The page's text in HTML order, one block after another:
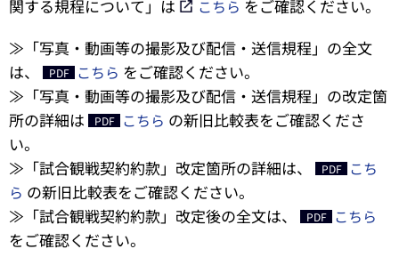
関する規程について」は
こちら をご確認ください。
≫「写真・動画等の撮影及び配信・送信規程」の全文
は、
こちら をご確認ください。
≫「写真・動画等の撮影及び配信・送信規程」の改定箇
所の詳細は
こちら の新旧比較表をご確認くださ
い。
≫「試合観戦契約約款」改定箇所の詳細は、
こち
ら の新旧比較表をご確認ください。
≫「試合観戦契約約款」改定後の全文は、
こちら
をご確認ください。